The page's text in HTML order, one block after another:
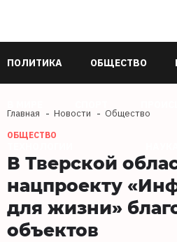
ПОЛИТИКА ОБЩЕСТВО
Главная Новости Общество
ОБЩЕСТВО
В Тверской
нацпроекту
для жизни»
объектов